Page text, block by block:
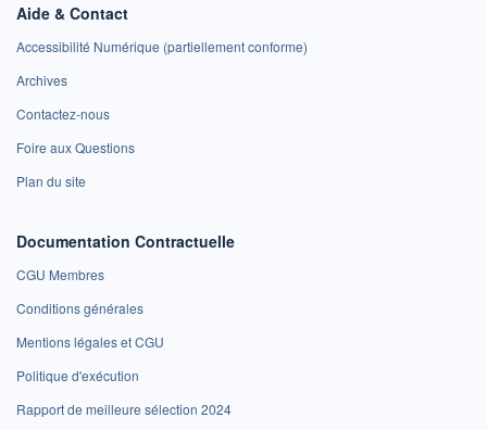
Aide & Contact
Accessibilité Numérique (partiellement conforme)
Archives
Contactez-nous
Foire aux Questions
Plan du site
Documentation Contractuelle
CGU Membres
Conditions générales
Mentions légales et CGU
Politique d'exécution
Rapport de meilleure sélection 2024